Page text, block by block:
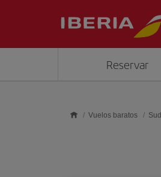
Reservar
Vuelos baratos